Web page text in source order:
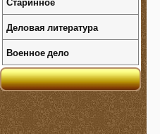
Деловая литература
Военное дело